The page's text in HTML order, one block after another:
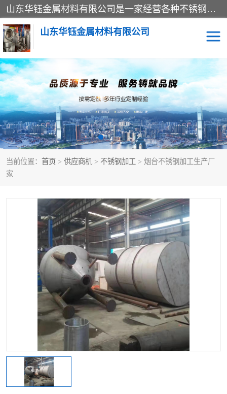
山东华钰金属材料有限公司是一家经营各种不锈钢管材、板材、圆钢、法兰、封头、型材等产品的公司；主营产品有：不锈钢管，激光切割，管件标准件，不锈钢圆钢，不锈钢人孔，不锈钢亮管，不锈钢角钢，不锈钢加工，不锈钢管子，不锈钢工业方管，不锈钢封头，不锈钢法兰，不锈钢阀门，不锈钢槽钢，不锈钢扁钢，不锈钢板等；可为客户制作各种规格的型材及不锈钢配件、非标准件及各种容器具等，能满足客户的不同采购要求。
山东华钰金属材料有限公司
当前位置： 首页 > 供应商机 > 不锈钢加工 > 烟台不锈钢加工生产厂
家
不锈钢管 激光切割
管件标准件 不锈钢圆钢
不锈钢人孔 不锈钢亮管
不锈钢角钢 不锈钢加工
不锈钢封头 不锈钢法兰
不锈钢阀门 不锈钢槽钢
不锈钢扁钢